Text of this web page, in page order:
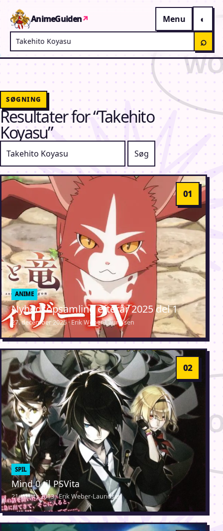
AnimeGuiden↗
Menu
Søg på AnimeGuiden
⌕
SØGNING
Resultater for “Takehito
Koyasu”
ANIME
Nyhedsopsamling efterår 2025 del 1
27. december 2025 · Erik Weber-Lauridsen
SPIL
Mind 0 til PSVita
21. marts 2013 · Erik Weber-Lauridsen